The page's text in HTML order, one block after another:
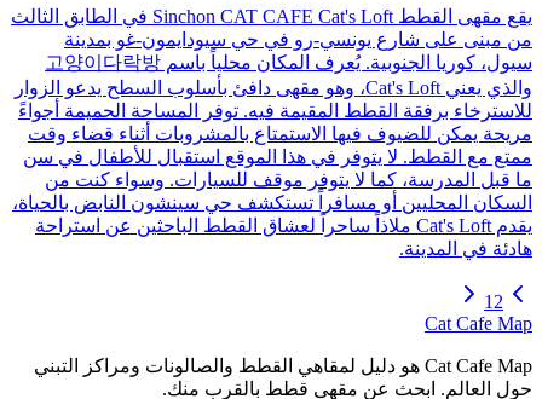
يقع مقهى القطط Sinchon CAT CAFE Cat's Loft في الطابق الثالث
من مبنى على شارع يونسي-رو في حي سيودايمون-غو بمدينة
سيول، كوريا الجنوبية. يُعرف المكان محلياً باسم 고양이다락방
والذي يعني Cat's Loft، وهو مقهى دافئ بأسلوب السطح يدعو الزوار
للاسترخاء برفقة القطط المقيمة فيه. توفر المساحة الحميمة أجواءً
مريحة يمكن للضيوف فيها الاستمتاع بالمشروبات أثناء قضاء وقت
ممتع مع القطط. لا يتوفر في هذا الموقع استقبال للأطفال في سن
ما قبل المدرسة، كما لا يتوفر موقف للسيارات. وسواء كنت من
السكان المحليين أو مسافراً تستكشف حي سينشون النابض بالحياة،
يقدم Cat's Loft ملاذاً ساحراً لعشاق القطط الباحثين عن استراحة
هادئة في المدينة.
1 2
Cat Cafe Map
Cat Cafe Map هو دليل لمقاهي القطط والصالونات ومراكز التبني
حول العالم. ابحث عن مقهى قطط بالقرب منك.